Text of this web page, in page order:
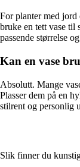
For planter med jord
bruke en tett vase til
passende størrelse
Kan en vase
Absolutt. Mange
Plasser dem på en
stilrent og personlig
Slik finner du